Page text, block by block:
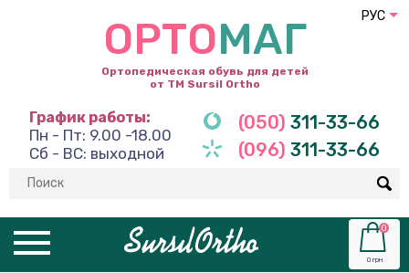
ОРТОМАГ
Ортопедическая обувь для детей
от ТМ Sursil Ortho
График работы:
Пн - Пт: 9.00 -18.00
Сб - ВС: выходной
(050) 311-33-66
(096) 311-33-66
0
0 грн
РУС